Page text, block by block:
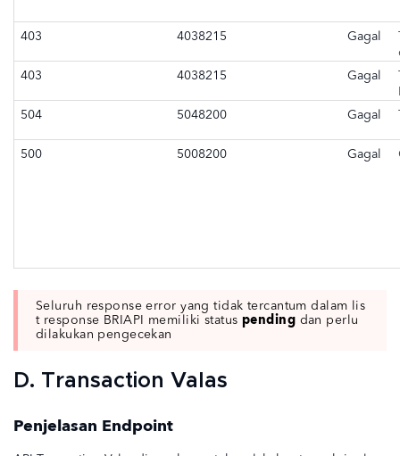
403 4038215 Gagal
403
4038215 Gagal
504
5048200 Gagal
500 5008200 Gagal
Seluruh response error yang tidak tercantum dalam lis
t response BRIAPI memiliki status pending dan perlu
dilakukan pengecekan
D. Transaction Valas
Penjelasan Endpoint